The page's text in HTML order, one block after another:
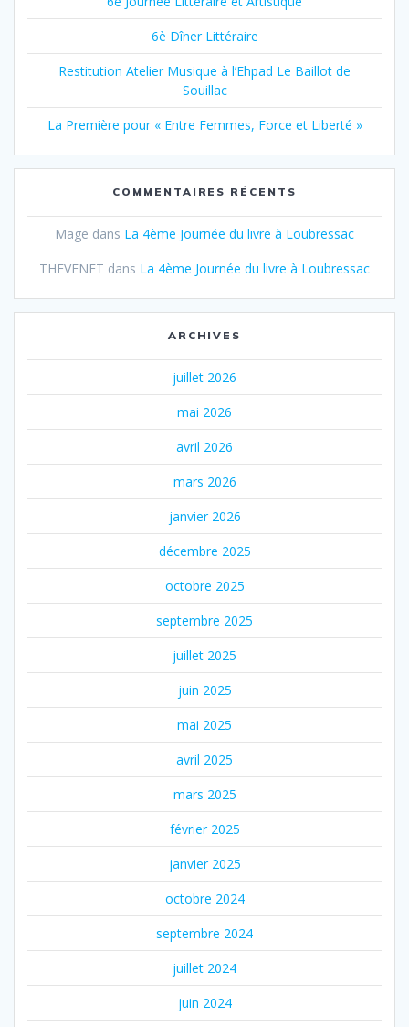
6è Dîner Littéraire
Restitution Atelier Musique à l’Ehpad Le Baillot de
Souillac
La Première pour « Entre Femmes, Force et Liberté »
COMMENTAIRES RÉCENTS
Mage dans La 4ème Journée du livre à Loubressac
THEVENET dans La 4ème Journée du livre à Loubressac
ARCHIVES
juillet 2026
mai 2026
avril 2026
mars 2026
janvier 2026
décembre 2025
octobre 2025
septembre 2025
juillet 2025
juin 2025
mai 2025
avril 2025
mars 2025
février 2025
janvier 2025
octobre 2024
septembre 2024
juillet 2024
juin 2024